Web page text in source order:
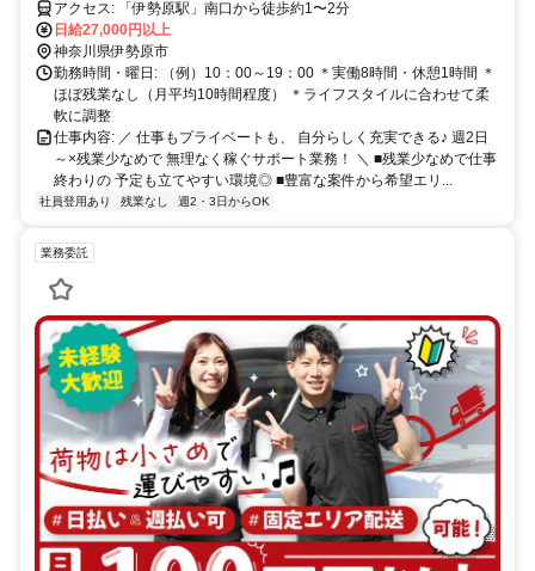
アクセス: 「伊勢原駅」南口から徒歩約1〜2分
日給27,000円以上
神奈川県伊勢原市
勤務時間・曜日: （例）10：00～19：00 ＊実働8時間・休憩1時間 ＊
ほぼ残業なし（月平均10時間程度） ＊ライフスタイルに合わせて柔
軟に調整
仕事内容: ／ 仕事もプライベートも、 自分らしく充実できる♪ 週2日
～×残業少なめで 無理なく稼ぐサポート業務！ ＼ ■残業少なめで仕事
終わりの 予定も立てやすい環境◎ ■豊富な案件から希望エリ...
社員登用あり 残業なし 週2・3日からOK
業務委託